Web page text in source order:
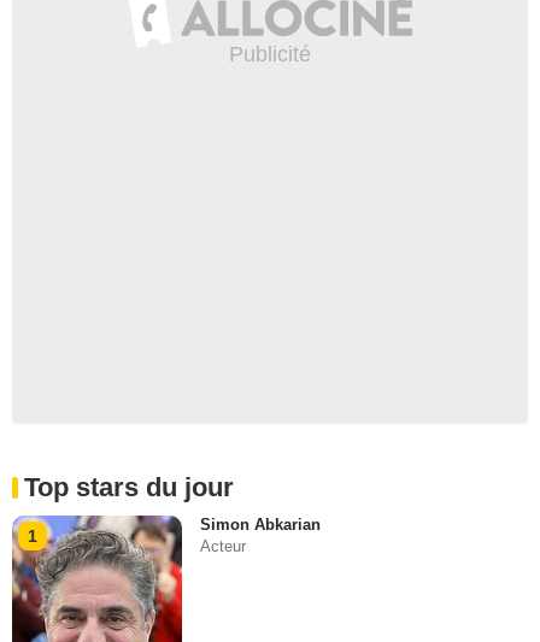
Top stars du jour
1
Simon Abkarian
Acteur